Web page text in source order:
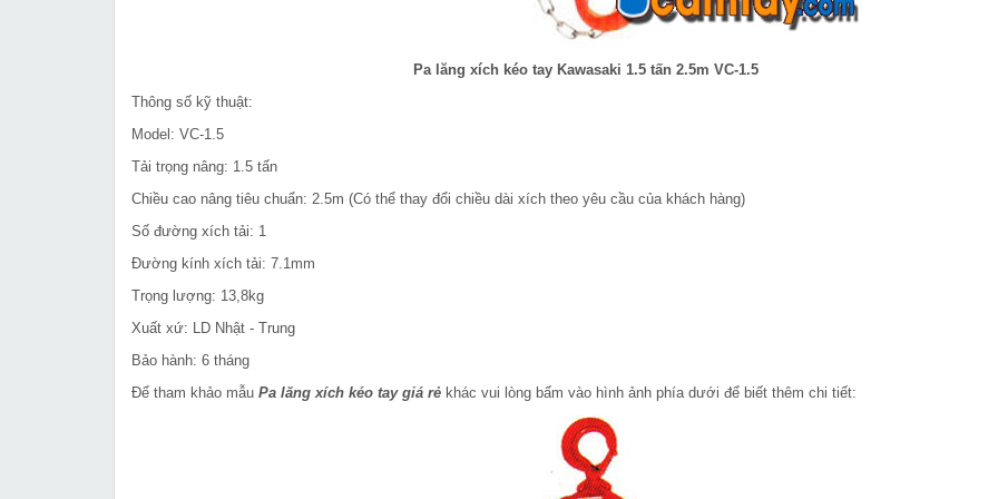
Pa lăng xích kéo tay Kawasaki 1.5 tấn 2.5m VC-1.5
Thông số kỹ thuật:
Model: VC-1.5
Tải trọng nâng: 1.5 tấn
Chiều cao nâng tiêu chuẩn: 2.5m (Có thể thay đổi chiều dài xích theo yêu cầu của khách hàng)
Số đường xích tải: 1
Đường kính xích tải: 7.1mm
Trọng lượng: 13,8kg
Xuất xứ: LD Nhật - Trung
Bảo hành: 6 tháng
Để tham khảo mẫu Pa lăng xích kéo tay giá rẻ khác vui lòng bấm vào hình ảnh phía dưới để biết thêm chi tiết: